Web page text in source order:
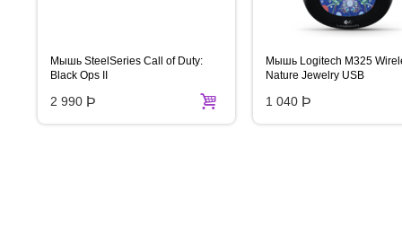
Мышь SteelSeries Call of Duty:
Black Ops II
2 990 Þ
Мышь Logitech M325
Nature Jewelry USB
1 040 Þ